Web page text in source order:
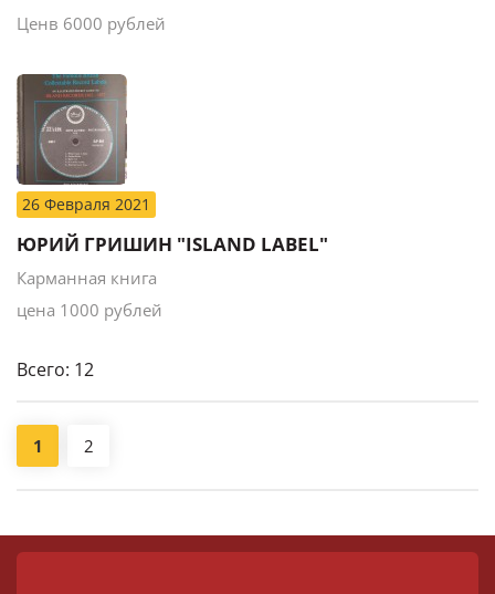
Ценв 6000 рублей
26 Февраля 2021
ЮРИЙ ГРИШИН "ISLAND LABEL"
Карманная книга
цена 1000 рублей
Всего: 12
1 2